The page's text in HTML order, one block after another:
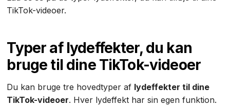
TikTok-videoer.
Typer af lydeffekter, du kan
bruge til dine TikTok-videoer
Du kan bruge tre hovedtyper af lydeffekter til dine
TikTok-videoer. Hver lydeffekt har sin egen funktion.